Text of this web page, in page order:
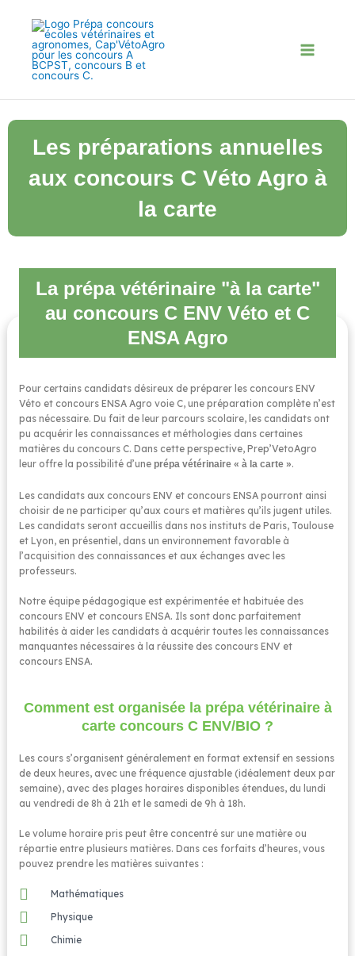
contenu
Les préparations annuelles
aux concours C Véto Agro à
la carte
La prépa vétérinaire "à la carte"
au concours C ENV Véto et C
ENSA Agro
Pour certains candidats désireux de préparer les concours ENV
Véto et concours ENSA Agro voie C, une préparation complète n’est
pas nécessaire. Du fait de leur parcours scolaire, les candidats ont
pu acquérir les connaissances et méthologies dans certaines
matières du concours C. Dans cette perspective, Prep’VetoAgro
leur offre la possibilité d’une prépa vétérinaire « à la carte ».
Les candidats aux concours ENV et concours ENSA pourront ainsi
choisir de ne participer qu’aux cours et matières qu’ils jugent utiles.
Les candidats seront accueillis dans nos instituts de Paris, Toulouse
et Lyon, en présentiel, dans un environnement favorable à
l’acquisition des connaissances et aux échanges avec les
professeurs.
Notre équipe pédagogique est expérimentée et habituée des
concours ENV et concours ENSA. Ils sont donc parfaitement
habilités à aider les candidats à acquérir toutes les connaissances
manquantes nécessaires à la réussite des concours ENV et
concours ENSA.
Comment est organisée la prépa vétérinaire à
carte concours C ENV/BIO ?
Les cours s’organisent généralement en format extensif en sessions
de deux heures, avec une fréquence ajustable (idéalement deux par
semaine), avec des plages horaires disponibles étendues, du lundi
au vendredi de 8h à 21h et le samedi de 9h à 18h.
Le volume horaire pris peut être concentré sur une matière ou
répartie entre plusieurs matières. Dans ces forfaits d’heures, vous
pouvez prendre les matières suivantes :
Mathématiques
Physique
Chimie